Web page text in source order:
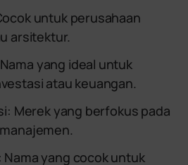
untuk perusahaan
arsitektur.
yang ideal untuk
atau keuangan.
Merek yang berfokus pada
Nama yang cocok untuk